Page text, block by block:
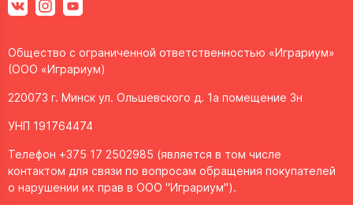
Общество с ограниченной ответственностью «Играриум»
(ООО «Играриум)
220073 г. Минск ул. Ольшевского д. 1а помещение 3н
УНП 191764474
Телефон +375 17 2502985 (является в том числе
контактом для связи по вопросам обращения покупателей
о нарушении их прав в ООО "Играриум").